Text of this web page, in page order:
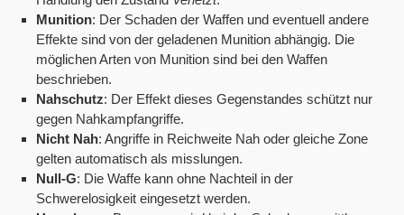
Munition: Der Schaden der Waffen und eventuell andere
Effekte sind von der geladenen Munition abhängig. Die
möglichen Arten von Munition sind bei den Waffen
beschrieben.
Nahschutz: Der Effekt dieses Gegenstandes schützt nur
gegen Nahkampfangriffe.
Nicht Nah: Angriffe in Reichweite Nah oder gleiche Zone
gelten automatisch als misslungen.
Null-G: Die Waffe kann ohne Nachteil in der
Schwerelosigkeit eingesetzt werden.